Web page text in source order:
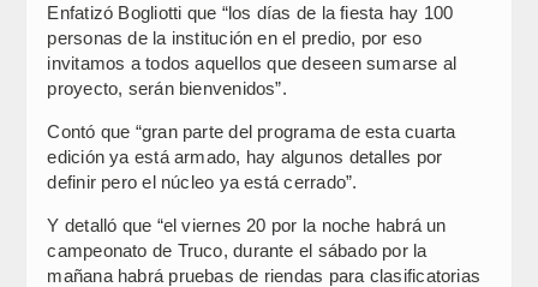
Enfatizó Bogliotti que “los días de la fiesta hay 100
personas de la institución en el predio, por eso
invitamos a todos aquellos que deseen sumarse al
proyecto, serán bienvenidos”.
Contó que “gran parte del programa de esta cuarta
edición ya está armado, hay algunos detalles por
definir pero el núcleo ya está cerrado”.
Y detalló que “el viernes 20 por la noche habrá un
campeonato de Truco, durante el sábado por la
mañana habrá pruebas de riendas para clasificatorias